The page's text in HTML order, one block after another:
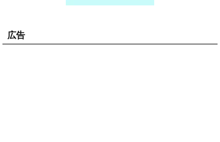
広告